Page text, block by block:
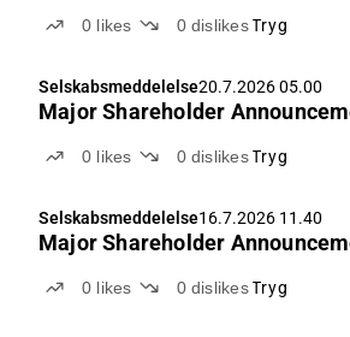
0 likes 0 dislikes Tryg
Selskabsmeddelelse20.7.2026 05.00
Major Shareholder
0 likes 0 dislikes Tryg
Selskabsmeddelelse16.7.2026 11.40
Major Shareholder
0 likes 0 dislikes Tryg